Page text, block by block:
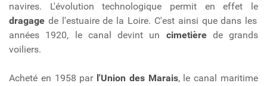
navires. L'évolution technologique permit en effet le
dragage de l'estuaire de la Loire. C'est ainsi que dans les
années 1920, le canal devint un cimetièrede grands
voiliers.
Acheté en 1958 parl'Union des Marais, le canal maritime